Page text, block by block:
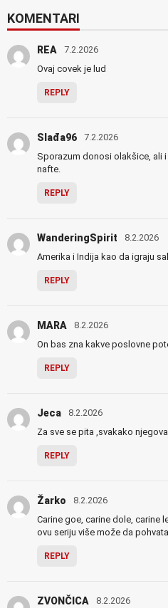
KOMENTARI
REA 7.2.2026
Ovaj covek je lud
REPLY
Slađa96 7.2.2026
Sporazum donosi olakšice, ali
nafte.
REPLY
WanderingSpirit 8.2.2026
Amerika i Indija kao da igraju
REPLY
MARA 8.2.2026
On bas zna kakve poslovne
REPLY
Jeca 8.2.2026
Za sve se pita ,svakako
REPLY
Žarko 8.2.2026
Carine goe, carine dole, carine
ovu seriju više može da pohvata
REPLY
ZVONČICA 8.2.2026